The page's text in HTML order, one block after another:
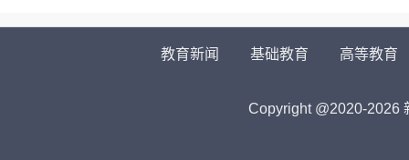
教育新闻 基础教育 高等教育
Copyright @2020-2026